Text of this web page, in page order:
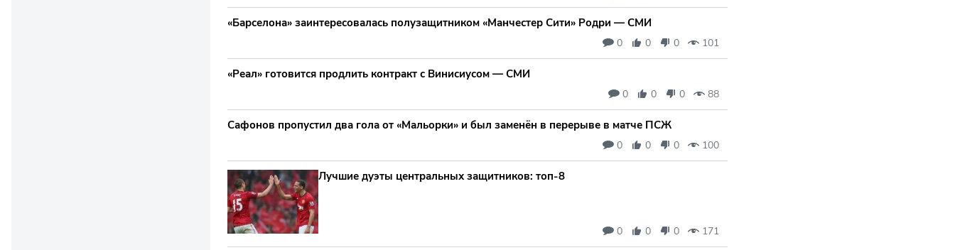
«Барселона» заинтересовалась полузащитником «Манчестер Сити» Родри — СМИ
0 0 0 101
«Реал» готовится продлить контракт с Винисиусом — СМИ
0 0 0 88
Сафонов пропустил два гола от «Мальорки» и был заменён в перерыве в матче ПСЖ
0 0 0 100
Лучшие дуэты центральных защитников: топ‑8
0 0 0 171